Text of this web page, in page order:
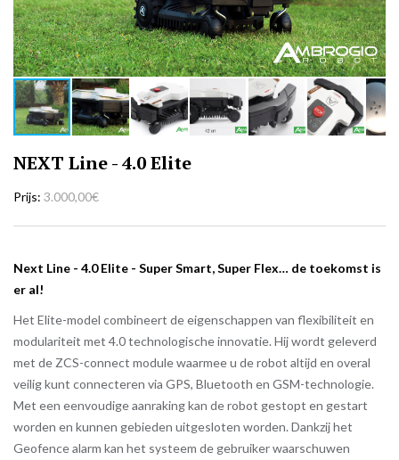
NEXT Line - 4.0 Elite
Prijs 3.000,00€
Next Line - 4.0 Elite - Super Smart, Super Flex… de toekomst is
er al!
Het Elite-model combineert de eigenschappen van flexibiliteit en
modulariteit met 4.0 technologische innovatie. Hij wordt geleverd
met de ZCS-connect module waarmee u de robot altijd en overal
veilig kunt connecteren via GPS, Bluetooth en GSM-technologie.
Met een eenvoudige aanraking kan de robot gestopt en gestart
worden en kunnen gebieden uitgesloten worden. Dankzij het
Geofence alarm kan het systeem de gebruiker waarschuwen